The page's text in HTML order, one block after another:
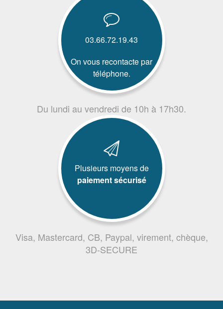
03.66.72.19.43
On vous recontacte par
téléphone.
Du lundi au vendredi de 10h à 17h30.
Plusieurs moyens de
paiement sécurisé
Visa, Mastercard, CB, Paypal, virement, chèque,
3D-SECURE